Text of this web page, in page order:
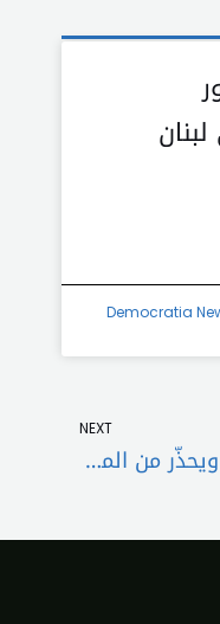
Democratia
NEXT
“لقاء سيدة الجبل” يدعو “حزب الله” إلى حلّ تنظيماته العسكرية ويحذّر من المزايدات بقانون العفو